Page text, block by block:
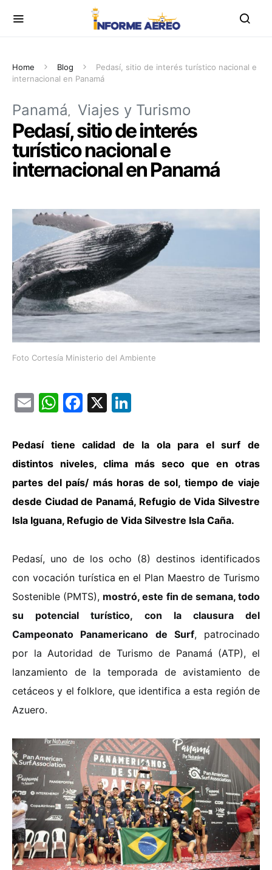
Home Blog
Pedasí, sitio de interés turístico nacional e
internacional en Panamá
Panamá Viajes y Turismo
Pedasí, sitio de interés
turístico nacional e
internacional en Panamá
Foto Cortesía Ministerio del Ambiente
EmailWhatsApp
Facebook
X
Pedasí tiene calidad de la ola para el surf de
distintos niveles, clima más seco que en otras
partes del país/ más horas de sol, tiempo de viaje
desde Ciudad de Panamá, Refugio de Vida Silvestre
Isla Iguana, Refugio de Vida Silvestre Isla Caña.
Pedasí, uno de los ocho (8) destinos identificados
con vocación turística en el Plan Maestro de Turismo
Sostenible (PMTS), mostró, este fin de semana, todo
su potencial turístico, con la clausura del
Campeonato Panamericano de Surf, patrocinado
por la Autoridad de Turismo de Panamá (ATP), el
lanzamiento de la temporada de avistamiento de
cetáceos y el folklore, que identifica a esta región de
Azuero.